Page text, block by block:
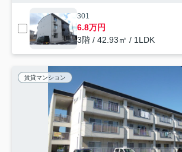
301
6.8万円
3階 / 42.93㎡ / 1LDK
賃貸マンション